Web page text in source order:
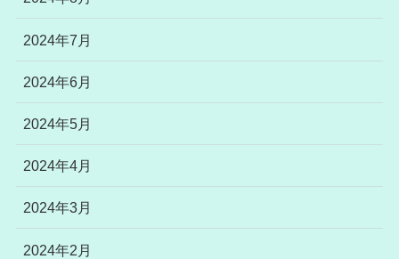
2024年7月
2024年6月
2024年5月
2024年4月
2024年3月
2024年2月